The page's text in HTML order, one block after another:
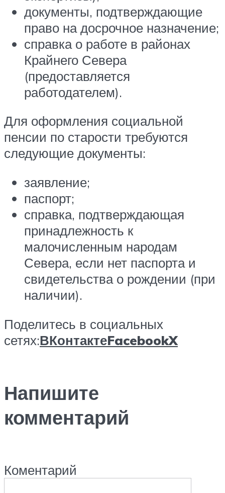
документы, подтверждающие
право на досрочное назначение;
справка о работе в районах
Крайнего Севера
(предоставляется
работодателем).
Для оформления социальной
пенсии по старости требуются
следующие документы:
заявление;
паспорт;
справка, подтверждающая
принадлежность к
малочисленным народам
Севера, если нет паспорта и
свидетельства о рождении (при
наличии).
Поделитесь в социальных
сетях:ВКонтактеFacebookX
Напишите
комментарий
Коментарий